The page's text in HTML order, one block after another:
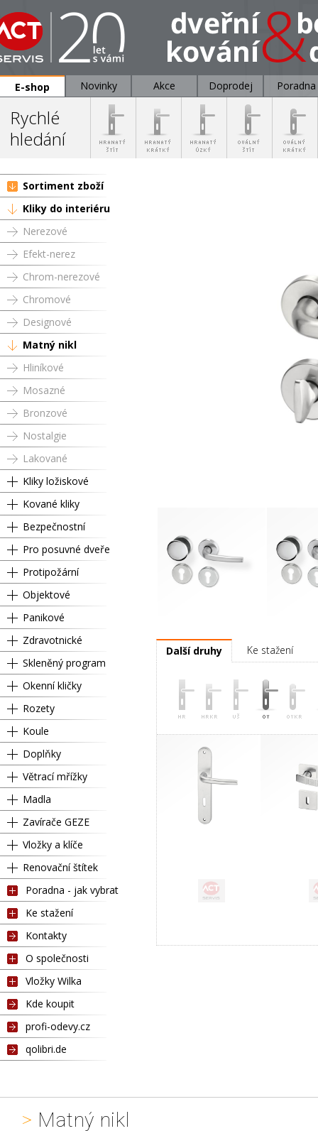
E-shop Novinky Akce Doprodej Poradna
Rychlé
hledání
Sortiment zboží
Kliky do interiéru
Nerezové
Efekt-nerez
Chrom-nerezové
Chromové
Designové
Matný nikl
Hliníkové
Mosazné
Bronzové
Nostalgie
Lakované
Kliky ložiskové
Kované kliky
Bezpečnostní
Pro posuvné dveře
Protipožární
Objektové
Panikové
Zdravotnické
Skleněný program
Okenní kličky
Rozety
Koule
Doplňky
Větrací mřížky
Madla
Zavírače GEZE
Vložky a klíče
Renovační štítek
Poradna - jak vybrat
Ke stažení
Kontakty
O společnosti
Vložky Wilka
Kde koupit
profi-odevy.cz
qolibri.de
Další druhy Ke stažení
> Matný nikl